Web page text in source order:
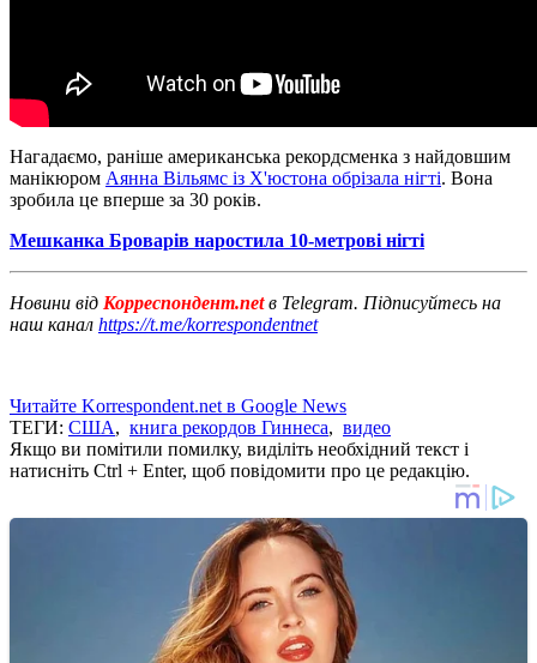
Нагадаємо, раніше американська рекордсменка з найдовшим
манікюром Аянна Вільямс із Х'юстона обрізала нігті. Вона
зробила це вперше за 30 років.
Мешканка Броварів наростила 10-метрові нігті
Новини від Корреспондент.netв Telegram. Підписуйтесь на
наш канал https://t.me/korrespondentnet
Читайте Korrespondent.net в Google News
ТЕГИ: США, книга рекордов Гиннеса, видео
Якщо ви помітили помилку, виділіть необхідний текст і
натисніть Ctrl + Enter, щоб повідомити про це редакцію.